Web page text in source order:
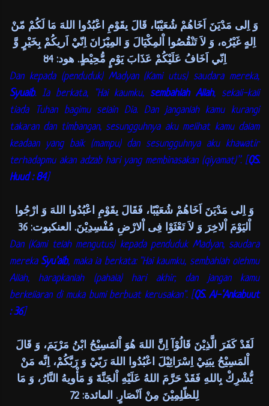
وَ اِلى مَدْيَنَ اَخَاهُمْ شُعَيْبًا، قَالَ يقَوْمِ اعْبُدُوا اللهَ مَا لَكُمْ مّنْ
اِلهٍ غَيْرُه، وَ لاَ تَنْقُصُوا اْلمِكْيَالَ وَ المِيْزَانَ اِنّيْ اَريكُمْ بِخَيْرٍ وَّ
اِنّي اَخَافُ عَلَيْكُمْ عَذَابَ يَوْمٍ مُّحِيْطٍ. هود: 84
Dan kepada (penduduk) Madyan (Kami utus) saudara mereka,
Syuaib. Ia berkata, "Hai kaumku, sembahlah Allah, sekali-kali
tiada Tuhan bagimu selain Dia. Dan janganlah kamu kurangi
takaran dan timbangan, sesungguhnya aku melihat kamu dalam
keadaan yang baik (mampu) dan sesungguhnya aku khawatir
terhadapmu akan adzab hari yang membinasakan (qiyamat)”. [QS.
Huud : 84]
وَ اِلى مَدْيَنَ اَخَاهُمْ شُعَيْبًا، فَقَالَ يقَوْمِ اعْبُدُوا اللهَ وَ ارْجُوا
اْليَوْمَ اْلاخِرَ وَ لاَ تَعْثَوْا فِى اْلارْضِ مُفْسِدِيْنَ. العنكبوت: 36
Dan (Kami telah mengutus) kepada penduduk Madyan, saudara
merekaSyu’aib, maka ia berkata: "Hai kaumku, sembahlah olehmu
Allah, harapkanlah (pahala) hari akhir, dan jangan kamu
berkeliaran di muka bumi berbuat kerusakan". [QS. Al-‘Ankabuut
: 36]
لَقَدْ كَفَرَ الَّذِيْنَ قَالُوْآ اِنَّ اللهَ هُوَ اْلمَسِيْحُ ابْنُ مَرْيَمَ، وَ قَالَ
اْلمَسِيْحُ يبَنِيْ اِسْرَائِيْلَ اعْبُدُوا اللهَ رَبّيْ وَ رَبَّكُمْ، اِنَّه مَنْ
يُّشْرِكْ بِاللهِ فَقَدْ حَرَّمَ اللهُ عَلَيْهِ اْلجَنَّةَ وَ مَأْويهُ النَّارُ، وَ مَا
لِلظّلِمِيْنَ مِنْ اَنْصَارٍ. المائدة: 72